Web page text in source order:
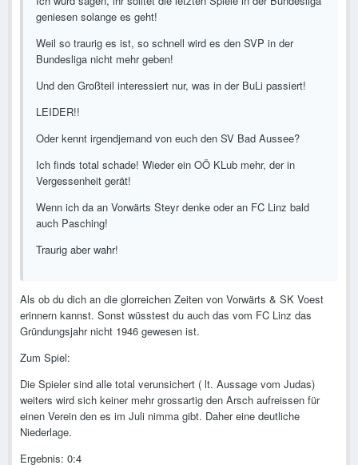
geniesen solange es geht!
Weil so traurig es ist, so schnell wird es den SVP in der
Bundesliga nicht mehr geben!
Und den Großteil interessiert nur, was in der BuLi passiert!
LEIDER!!
Oder kennt irgendjemand von euch den SV Bad Aussee?
Ich finds total schade! Wieder ein OÖ KLub mehr, der in
Vergessenheit gerät!
Wenn ich da an Vorwärts Steyr denke oder an FC Linz bald
auch Pasching!
Traurig aber wahr!
Als ob du dich an die glorreichen Zeiten von Vorwärts & SK Voest
erinnern kannst. Sonst wüsstest du auch das vom FC Linz das
Gründungsjahr nicht 1946 gewesen ist.
Zum Spiel:
Die Spieler sind alle total verunsichert ( lt. Aussage vom Judas)
weiters wird sich keiner mehr grossartig den Arsch aufreissen für
einen Verein den es im Juli nimma gibt. Daher eine deutliche
Niederlage.
Ergebnis: 0:4